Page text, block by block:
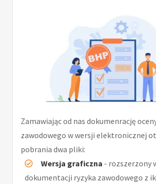
Zamawiając od nas dokumenrację
zawodowego w wersji elektronicznej
pobrania dwa pliki:
Wersja graficzna - rozszerzony
dokumentacji ryzyka zawodowego z